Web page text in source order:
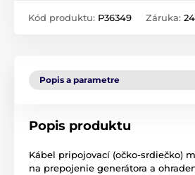
Kód produktu: P36349 Záruka:
Popis a parametre
Popis produktu
Kábel pripojovací (očko-srdiečko)
na prepojenie generátora a